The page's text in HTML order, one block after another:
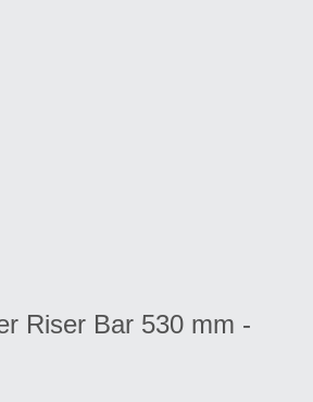
Riser Bar 530 mm -